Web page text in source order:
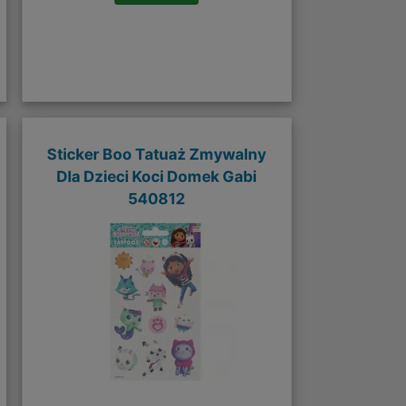
Sticker Boo Tatuaż Zmywalny
Dla Dzieci Koci Domek Gabi
540812